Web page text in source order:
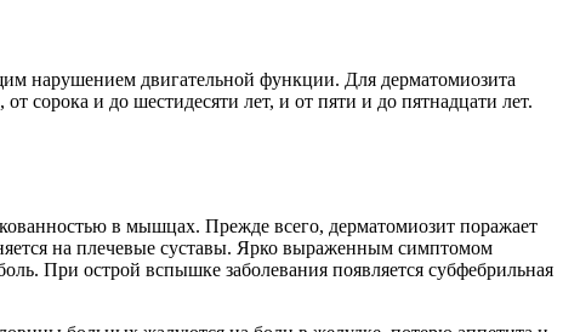
нарушением двигательной функции. Для дерматомиозита
сорока и до шестидесяти лет, и от пяти и до пятнадцати лет.
в мышцах. Прежде всего, дерматомиозит поражает
на плечевые суставы. Ярко выраженным симптомом
При острой вспышке заболевания появляется субфебрильная